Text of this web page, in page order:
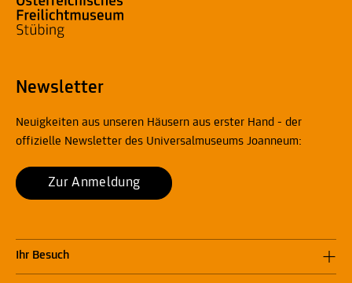
Newsletter
Neuigkeiten aus unseren Häusern aus erster Hand - der
offizielle Newsletter des Universalmuseums Joanneum:
Zur Anmeldung
Ihr Besuch